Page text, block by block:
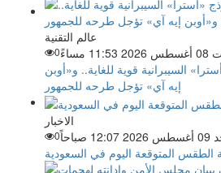
عالم التقنية
مساءً
0
السيبرانية قوية للغاية.. و«أوبن
إيه آي» تؤجل طرحه للجمهور
الاخبار
0
المتوقعة اليوم في السعودية